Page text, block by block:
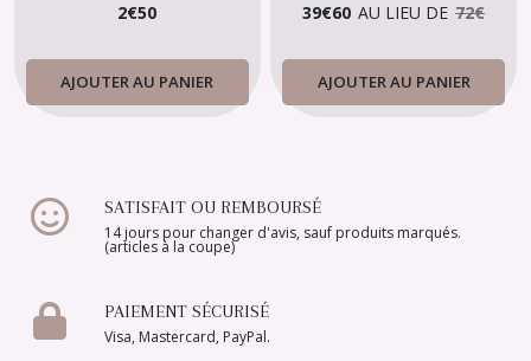
2€50
AJOUTER AU PANIER
39€60 AU LIEU DE 72€
AJOUTER AU PANIER
SATISFAIT OU REMBOURSÉ
14 jours pour changer d'avis, sauf produits marqués.
(articles à la coupe)
PAIEMENT SÉCURISÉ
Visa, Mastercard, PayPal.